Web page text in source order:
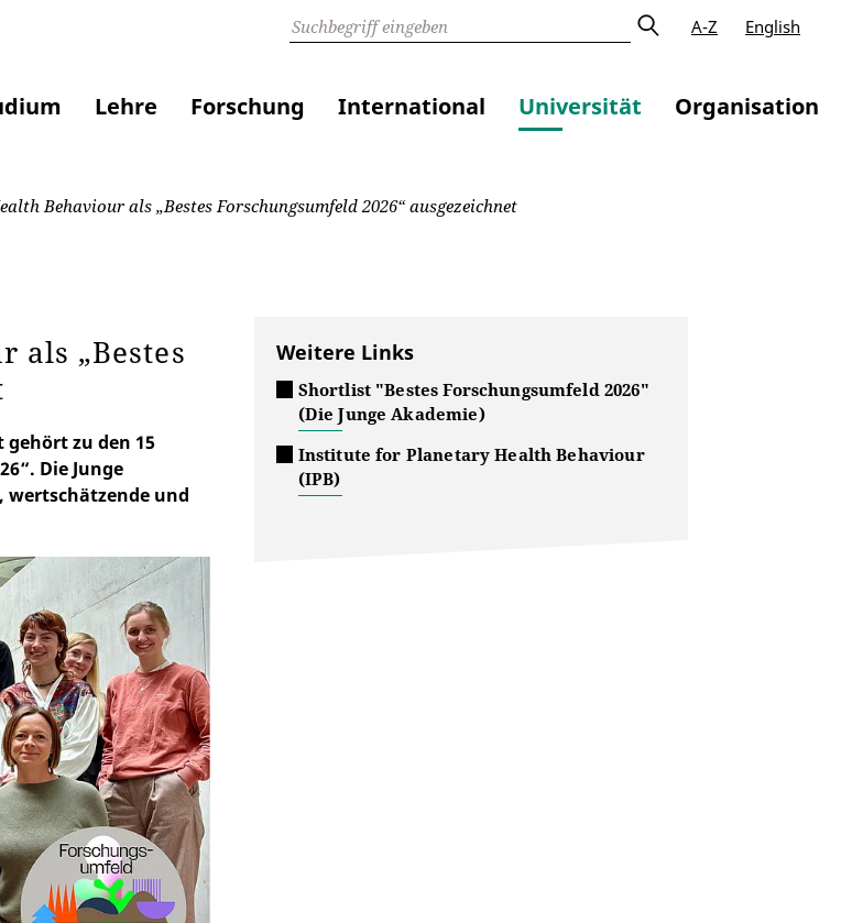
A-Z English
Lehre Forschung International Universität Organisation
Behaviour als „Bestes Forschungsumfeld 2026“ ausgezeichnet
„Bestes
zu den 15
Die Junge
und
Weitere Links
Shortlist "Bestes Forschungsumfeld 2026"
(Die Junge Akademie)
Institute for Planetary Health Behaviour
(IPB)